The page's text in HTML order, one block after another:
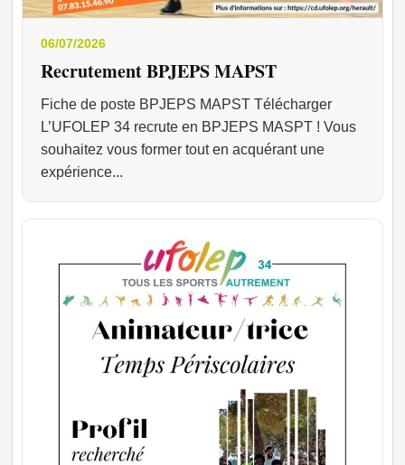
06/07/2026
Recrutement BPJEPS MAPST
Fiche de poste BPJEPS MAPST Télécharger
L’UFOLEP 34 recrute en BPJEPS MASPT ! Vous
souhaitez vous former tout en acquérant une
expérience...